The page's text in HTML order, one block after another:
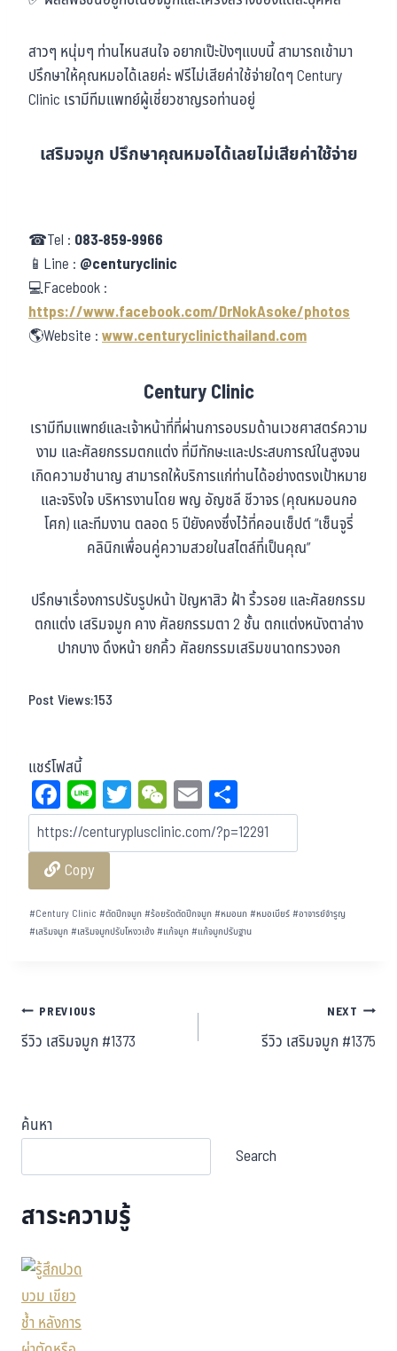
สาวๆ หนุ่มๆ ท่านไหนสนใจ อยากเป๊ะปังๆแบบนี้ สามารถเข้ามา
ปรึกษาให้คุณหมอได้เลยค่ะ ฟรีไม่เสียค่าใช้จ่ายใดๆ Century
Clinic เรามีทีมแพทย์ผู้เชี่ยวชาญรอท่านอยู่
เสริมจมูก ปรึกษาคุณหมอได้เลยไม่เสียค่าใช้จ่าย
☎Tel : 083-859-9966
📱Line : @centuryclinic
💻Facebook :
https://www.facebook.com/DrNokAsoke/photos
🌎Website :www.centuryclinicthailand.com
Century Clinic
เรามีทีมแพทย์และเจ้าหน้าที่ที่ผ่านการอบรมด้านเวชศาสตร์ความ
งาม และศัลยกรรมตกแต่ง ที่มีทักษะและประสบการณ์ในสูงจน
เกิดความชำนาญ สามารถให้บริการแก่ท่านได้อย่างตรงเป้าหมาย
และจริงใจ บริหารงานโดย พญ อัญชลี ชีวาจร (คุณหมอนกอ
โศก) และทีมงาน ตลอด 5 ปียังคงซึ่งไว้ที่คอนเซ็ปต์ “เซ็นจูรี่
คลินิกเพื่อนคู่ความสวยในสไตล์ที่เป็นคุณ”
ปรึกษาเรื่องการปรับรูปหน้า ปัญหาสิว ฝ้า ริ้วรอย และศัลยกรรม
ตกแต่ง เสริมจมูก คาง ศัลยกรรมตา 2 ชั้น ตกแต่งหนังตาล่าง
ปากบาง ดึงหน้า ยกคิ้ว ศัลยกรรมเสริมขนาดทรวงอก
Post Views:153
แชร์โฟสนี้
Fa
ce
bo
ok
Li
ne
T
wi
tt
W
eC
ha
E
m
ail
ar
e
Copy
#Century Clinic #ตัดปีกจมูก#ร้อยรัดตัดปีกจมูก#หมอนก#หมอเบียร์ #อาจารย์จำรูญ
#เสริมจมูก#เสริมจมูกปรับโหงวเฮ้ง#แก้จมูก#แก้จมูกปรับฐาน
PREVIOUS
รีวิว เสริมจมูก #1373
NEXT
รีวิว เสริมจมูก #1375
ค้นหา
Search
สาระความรู้